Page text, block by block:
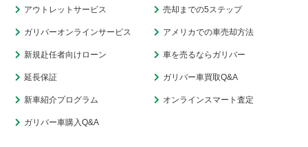
アウトレットサービス
ガリバーオンラインサービス
新規赴任者向けローン
延長保証
新車紹介プログラム
ガリバー車購入Q&A
売却までの5ステップ
アメリカでの車売却方法
車を売るならガリバー
ガリバー車買取Q&A
オンラインスマート査定